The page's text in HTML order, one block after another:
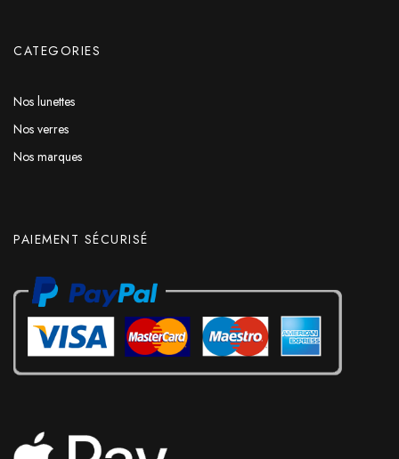
CATEGORIES
Nos lunettes
Nos verres
Nos marques
PAIEMENT SÉCURISÉ